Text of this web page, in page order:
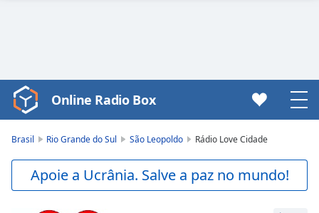
Video
Player
Online Radio Box
Brasil Rio Grande do Sul São Leopoldo Rádio Love Cidade
Apoie a Ucrânia. Salve a paz no mundo!